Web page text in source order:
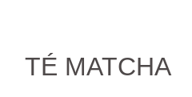
TÉ MATCHA